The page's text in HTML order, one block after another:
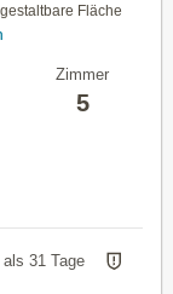
Fläche
Zimmer
5
31 Tage